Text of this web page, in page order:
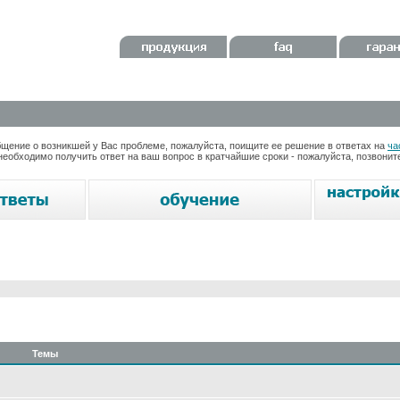
о возникшей у Вас проблеме, пожалуйста, поищите ее решение в ответах на
получить ответ на ваш вопрос в кратчайшие сроки - пожалуйста,
Темы